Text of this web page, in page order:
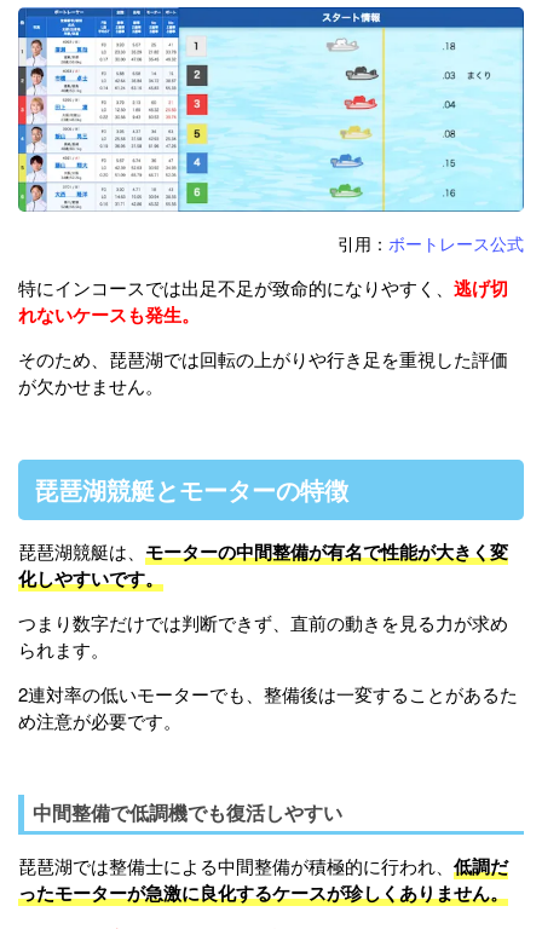
引用： ボートレース公式
特にインコースでは出足不足が致命的になりやすく、 逃げ切
れないケースも発生。
そのため、琵琶湖では回転の上がりや行き足を重視した評価
が欠かせません。
琵琶湖競艇とモーターの特徴
琵琶湖競艇は、 モーターの中間整備が有名で性能が大きく変
化しやすいです。
つまり数字だけでは判断できず、直前の動きを見る力が求め
られます。
2連対率の低いモーターでも、整備後は一変することがあるた
め注意が必要です。
中間整備で低調機でも復活しやすい
琵琶湖では整備士による中間整備が積極的に行われ、 低調だ
ったモーターが急激に良化するケースが珍しくありません。